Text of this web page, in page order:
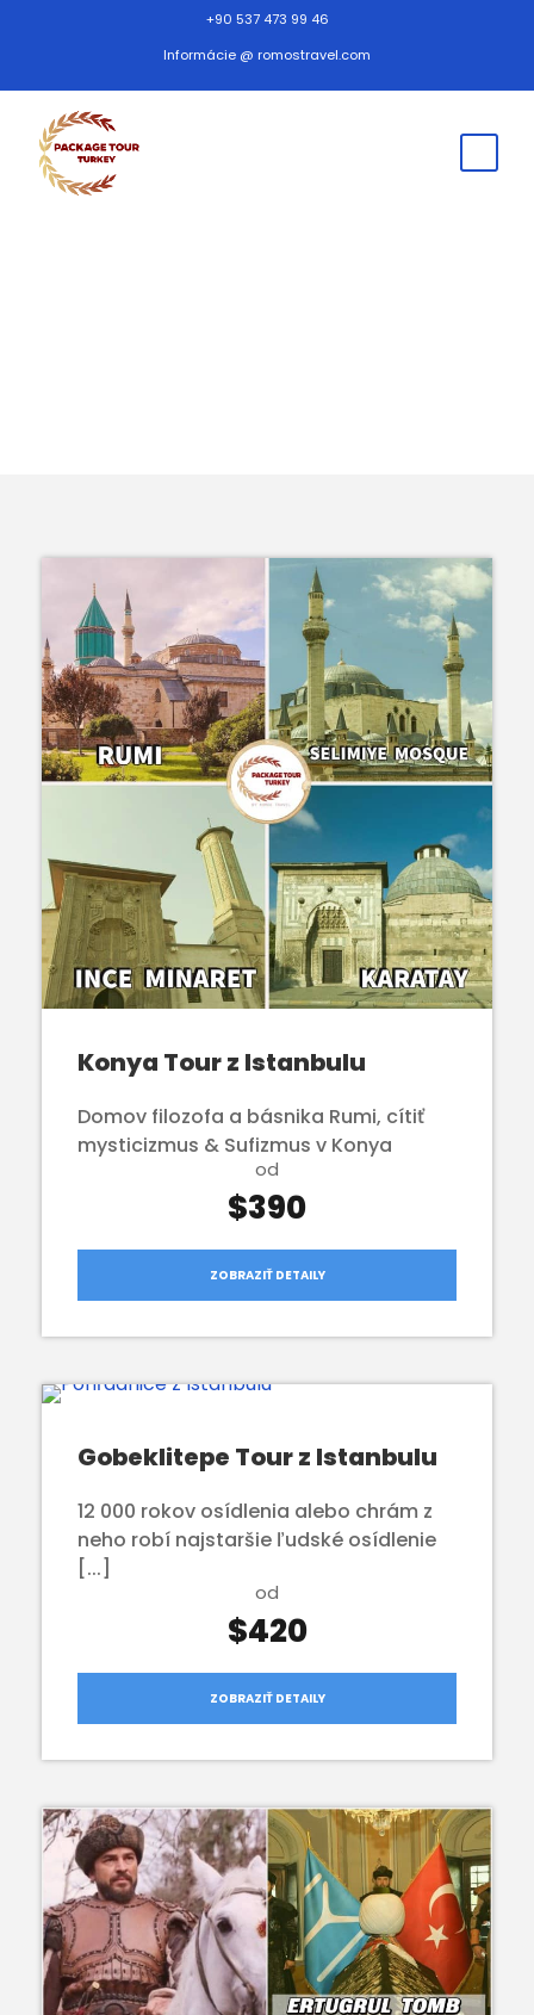
+90 537 473 99 46
Informácie @ romostravel.com
Konya Tour z Istanbulu
Domov filozofa a básnika Rumi, cítiť
mysticizmus & Sufizmus v Konya
od
$390
ZOBRAZIŤ DETAILY
Gobeklitepe Tour z Istanbulu
12 000 rokov osídlenia alebo chrám z
neho robí najstaršie ľudské osídlenie
[...]
od
$420
ZOBRAZIŤ DETAILY